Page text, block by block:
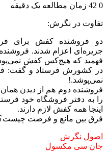
0
زمان مطالعه یک دقیقه
تفاوت در نگرش:
دو فروشنده کفش برای
جزیره‌ای اعزام شدند.
فهمید که هیچ‌کس کفش
در کشورش فرستاد و گفت:
نمی‌پوشد.!
فروشنده دوم هم از دیدن
اینجا همه کفش لازم دارند.
فرق بین مانع و فرصت
اصول نگرش
جان سی مکسول